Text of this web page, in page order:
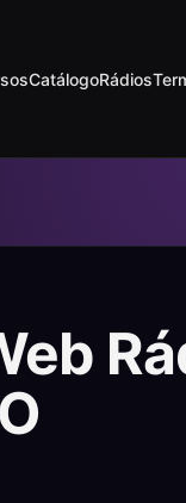
CatálogoRádios